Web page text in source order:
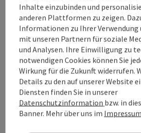
Veranstaltungsort
Anreise/Lage
Eignung
Barrierefreiheit
Inhalte einzubinden und
anderen Plattformen zu zeigen.
Informationen zu Ihrer Verwendung
mit unseren Partnern für soziale
und Analysen. Ihre Einwilligung zu
notwendigen Cookies können Sie
Wirkung für die Zukunft widerrufen.
Details zu den auf unserer Website
Diensten finden Sie in unserer
Datenschutzinformation bzw. in
Banner. Mehr über uns im Impressum